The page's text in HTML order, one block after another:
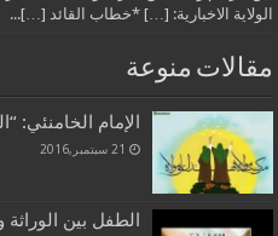
الولاية الاخبارية: […] *خطاب القائد […]...
مقالات منوعة
الإمام الخامنئي:
21 سبتمبر,2016
الطفل بين الوراثة